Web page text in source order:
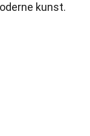
kunst.